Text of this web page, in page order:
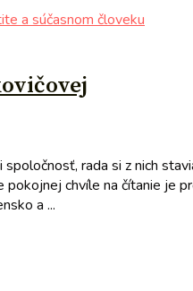
rada si z nich
pokojnej chvíle na čítanie je
a ...